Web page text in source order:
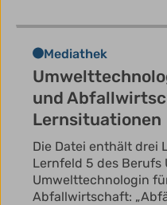
Mediathek
und
Lernsituationen
Die Datei enthält drei
Lernfeld 5 des
Umwelttechnologin
Abfallwirtschaft: